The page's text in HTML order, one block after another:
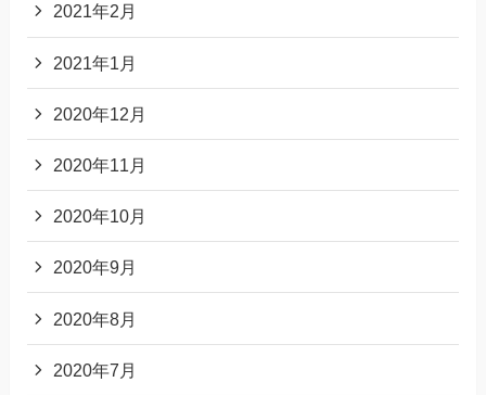
2021年2月
2021年1月
2020年12月
2020年11月
2020年10月
2020年9月
2020年8月
2020年7月